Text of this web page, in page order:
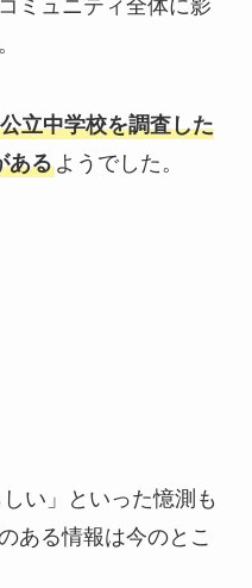
ミュニティ全体に影
立中学校を調査した
あるようでした。
い」といった憶測も
ある情報は今のとこ